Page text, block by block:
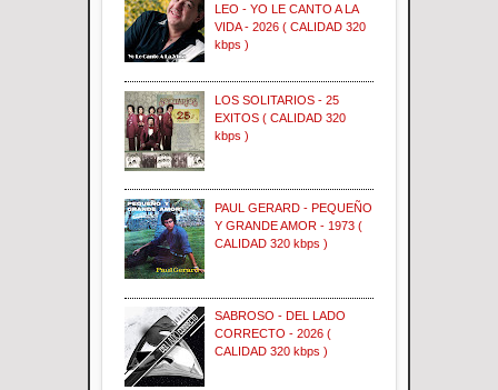
LEO - YO LE CANTO A LA
VIDA - 2026 ( CALIDAD 320
kbps )
LOS SOLITARIOS - 25
EXITOS ( CALIDAD 320
kbps )
PAUL GERARD - PEQUEÑO
Y GRANDE AMOR - 1973 (
CALIDAD 320 kbps )
SABROSO - DEL LADO
CORRECTO - 2026 (
CALIDAD 320 kbps )